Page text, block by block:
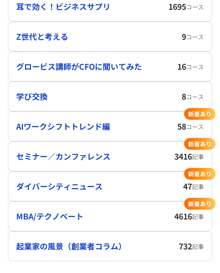
耳で効く！ビジネスサプリ 1695コース
Z世代と考える 9コース
グロービス講師がCFOに聞いてみた 16コース
学び交換 8コース
AIワークシフトトレンド編 58コース
新着あり
セミナー／カンファレンス 3416記事
新着あり
ダイバーシティニュース 47記事
新着あり
MBA/テクノベート 4616記事
新着あり
起業家の風景（創業者コラム） 732記事